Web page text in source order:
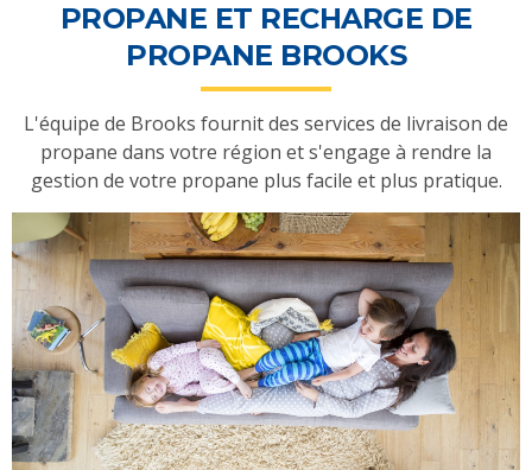
PROPANE ET RECHARGE DE
PROPANE BROOKS
L'équipe de Brooks fournit des services de livraison de
propane dans votre région et s'engage à rendre la
gestion de votre propane plus facile et plus pratique.